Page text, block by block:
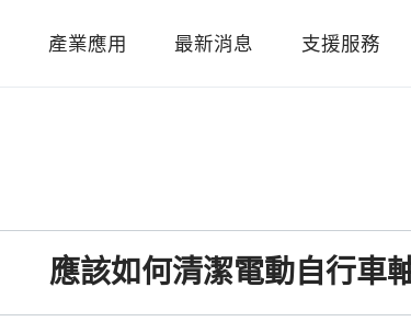
產業應用 最新消息 支援服務
應該如何清潔電動自行車